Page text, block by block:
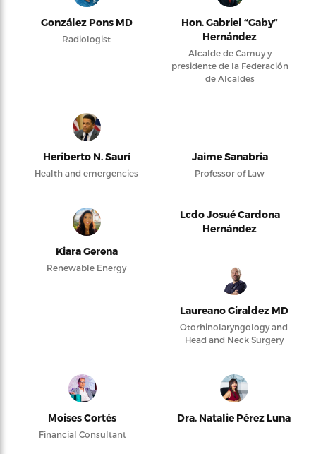
González Pons MD
Radiologist
Hon. Gabriel “Gaby”
Hernández
Alcalde de Camuy y
presidente de la Federación
de Alcaldes
Heriberto N. Saurí
Health and emergencies
Jaime Sanabria
Professor of Law
Kiara Gerena
Renewable Energy
Lcdo Josué Cardona
Hernández
Laureano Giraldez MD
Otorhinolaryngology and
Head and Neck Surgery
Moises Cortés
Financial Consultant
Dra. Natalie Pérez Luna